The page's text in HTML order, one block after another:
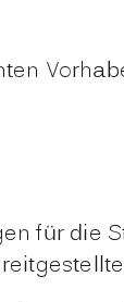
für die